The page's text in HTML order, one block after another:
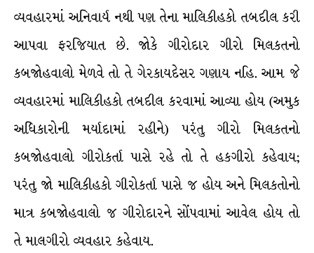
વ્યવહારમાં અનિવાર્ય નથી પણ તેના માલિકીહકો તબદીલ કરી
આપવા ફરજિયાત છે. જોકે ગીરોદાર ગીરો મિલકતનો
કબજોહવાલો મેળવે તો તે ગેરકાયદેસર ગણાય નહિ. આમ જે
વ્યવહારમાં માલિકીહકો તબદીલ કરવામાં આવ્યા હોય (અમુક
અધિકારોની મર્યાદામાં રહીને) પરંતુ ગીરો મિલકતનો
કબજોહવાલો ગીરોકર્તા પાસે રહે તો તે હકગીરો કહેવાય;
પરંતુ જો માલિકીહકો ગીરોકર્તા પાસે જ હોય અને મિલકતોનો
માત્ર કબજોહવાલો જ ગીરોદારને સોંપવામાં આવેલ હોય તો
તે માલગીરો વ્યવહાર કહેવાય.